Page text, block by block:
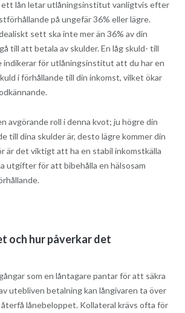
ett lån letar utlåningsinstitut vanligtvis efter
på ungefär 36% eller lägre.
sett ska inte mer än 36% av din
till att betala av skulder. En låg skuld- till
indikerar för utlåningsinstitut att du har en
i förhållande till din inkomst, vilket ökar
avgörande roll i denna kvot; ju högre din
till dina skulder är, desto lägre kommer din
är det viktigt att ha en stabil inkomstkälla
utgifter för att bibehålla en hälsosam
och hur påverkar det
som en låntagare pantar för att säkra
utebliven betalning kan långivaren ta över
lånebeloppet. Kollateral krävs ofta för